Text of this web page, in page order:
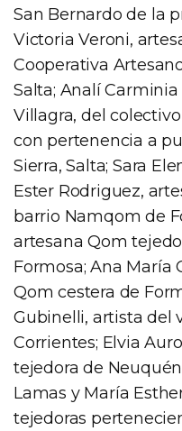
San Bernardo de la
Victoria Veroni,
Cooperativa
Salta; Analí
Villagra, del
con pertenencia a
Sierra, Salta; Sara
Ester Rodriguez,
barrio Namqom de
artesana Qom
Formosa; Ana María
Qom cestera de
Gubinelli, artista del
Corrientes; Elvia
tejedora de
Lamas y María
tejedoras